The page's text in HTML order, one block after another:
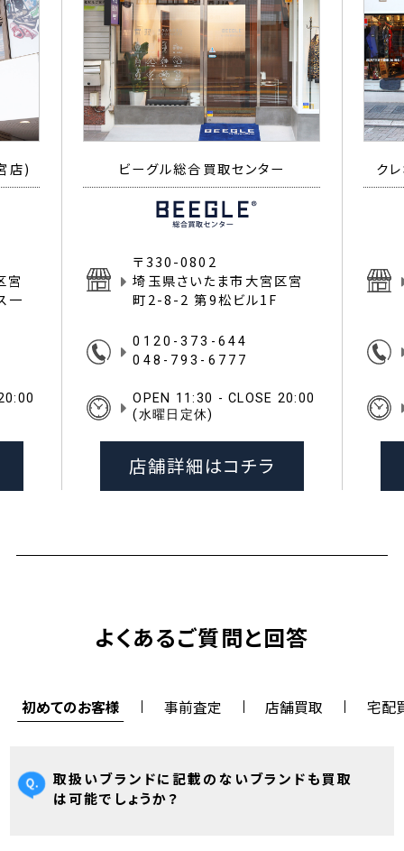
店)
宮
一
ビーグル総合買取センター
〒330-0802
埼玉県さいたま市大宮区宮
町2-8-2 第9松ビル1F
0120-373-644
048-793-6777
OPEN 11:30 - CLOSE 20:00
(水曜日定休)
店舗詳細はコチラ
ク
よくあるご質問と回答
初めてのお客様 事前査定 店舗買取 宅配
取扱いブランドに記載のないブランドも買取
は可能でしょうか？